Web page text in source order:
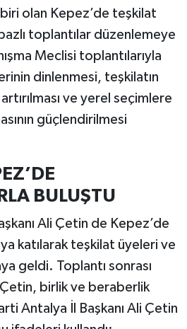
olan Kepez’de teşkilat
toplantılar düzenlemeye
Meclisi toplantılarıyla
dinlenmesi, teşkilatın
ve yerel seçimlere
güçlendirilmesi
BULUŞTU
Ali Çetin de Kepez’de
katılarak teşkilat üyeleri ve
geldi. Toplantı sonrası
Çetin, birlik ve beraberlik
Antalya İl Başkanı Ali Çetin